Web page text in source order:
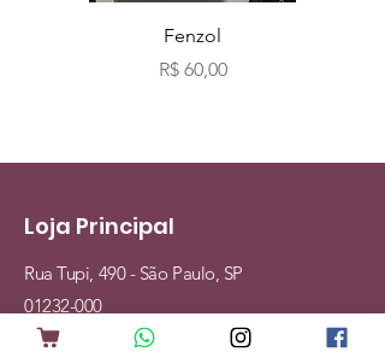
Fenzol
Preço
R$ 60,00
Loja Principal
Rua Tupi, 490 - São Paulo, SP
01232-000
Tel:(11) 93150-7808